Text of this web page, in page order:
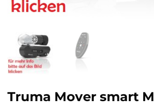
Truma Mover smart M